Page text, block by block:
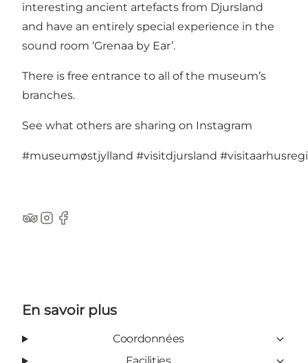
interesting ancient artefacts from Djursland
and have an entirely special experience in the
sound room ‘Grenaa by Ear’.
There is free entrance to all of the museum’s
branches.
See what others are sharing on Instagram
#museumøstjylland #visitdjursland
TripAdvisor
Instagram
Facebook
En savoir plus
Coordonnées